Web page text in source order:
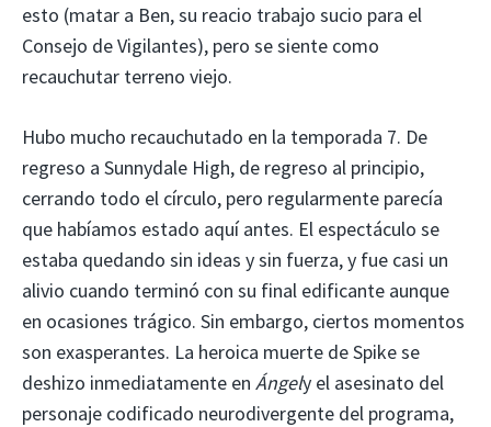
esto (matar a Ben, su reacio trabajo sucio para el
Consejo de Vigilantes), pero se siente como
recauchutar terreno viejo.
Hubo mucho recauchutado en la temporada 7. De
regreso a Sunnydale High, de regreso al principio,
cerrando todo el círculo, pero regularmente parecía
que habíamos estado aquí antes. El espectáculo se
estaba quedando sin ideas y sin fuerza, y fue casi un
alivio cuando terminó con su final edificante aunque
en ocasiones trágico. Sin embargo, ciertos momentos
son exasperantes. La heroica muerte de Spike se
deshizo inmediatamente en Ángely el asesinato del
personaje codificado neurodivergente del programa,